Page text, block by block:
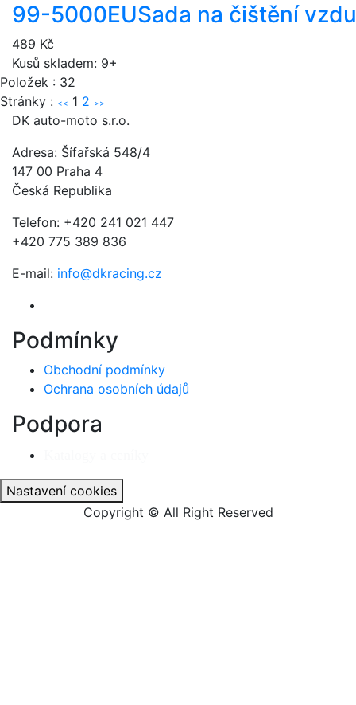
99-5000EUSada na čištění
489 Kč
Kusů skladem: 9+
Položek : 32
Stránky : << 1 2 >>
DK auto-moto s.r.o.
Adresa: Šífařská 548/4
147 00 Praha 4
Česká Republika
Telefon: +420 241 021 447
+420 775 389 836
E-mail: info@dkracing.cz
Podmínky
Obchodní podmínky
Ochrana osobních údajů
Podpora
Nastavení cookies
Copyright © All Right Reserved